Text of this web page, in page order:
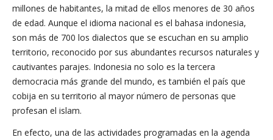
millones de habitantes, la mitad de ellos menores de 30 años
de edad. Aunque el idioma nacional es el bahasa indonesia,
son más de 700 los dialectos que se escuchan en su amplio
territorio, reconocido por sus abundantes recursos naturales y
cautivantes parajes. Indonesia no solo es la tercera
democracia más grande del mundo, es también el país que
cobija en su territorio al mayor número de personas que
profesan el islam.
En efecto, una de las actividades programadas en la agenda